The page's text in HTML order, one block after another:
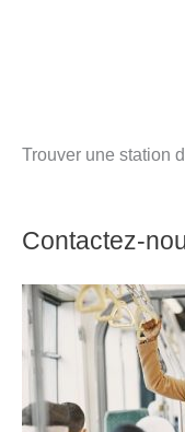
Trouver une station
Contactez-